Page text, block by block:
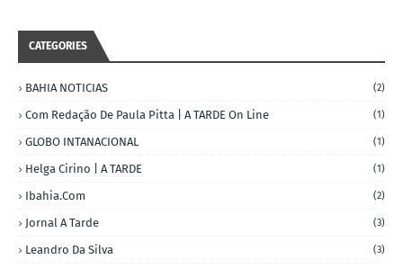
CATEGORIES
BAHIA NOTICIAS (2)
Com Redação De Paula Pitta | A TARDE On Line (1)
GLOBO INTANACIONAL (1)
Helga Cirino | A TARDE (1)
Ibahia.com (2)
Jornal A Tarde (3)
Leandro Da Silva (3)